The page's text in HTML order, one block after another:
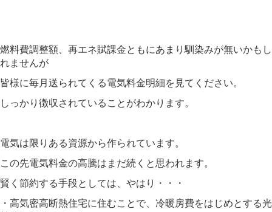
燃料費調整額、再エネ賦課金ともにあまり馴染みが無いかもし
れませんが
皆様に毎月送られてくる電気料金明細を見てください。
しっかり徴収されていることがわかります。
電気は限りある資源から作られています。
この先電気料金の高騰はまだ続くと思われます。
賢く節約する手段としては、やはり・・・
・高気密高断熱住宅に住むことで、冷暖房費をはじめとする光